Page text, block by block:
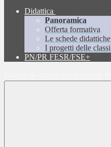
Didattica
Panoramica
Offerta formativa
Le schede didattiche
I progetti delle classi
PN/PR FESR/FSE+